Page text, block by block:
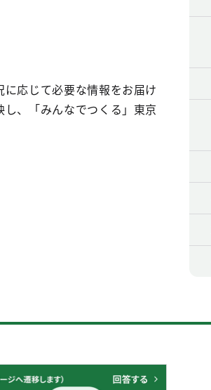
応じて必要な情報をお届け
、「みんなでつくる」東京